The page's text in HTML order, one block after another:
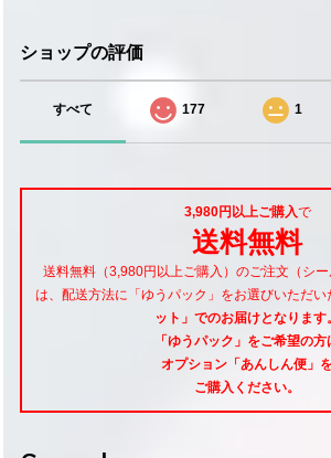
ショップの評価
すべて 177 1
3,980円以上ご購入で
送料無料
送料無料（3,980円以上ご購入）のご注文（シ
は、配送方法に「ゆうパック」をお選びいただい
ット」でのお届けとなります。
「ゆうパック」をご希望の方
オプション「あんしん便」
ご購入ください。